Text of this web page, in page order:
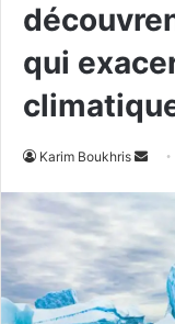
qui
Karim Boukhris